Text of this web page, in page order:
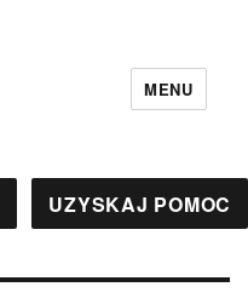
MENU
UZYSKAJ POMOC